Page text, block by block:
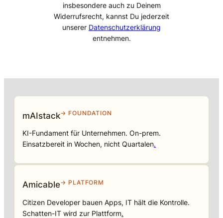
insbesondere auch zu Deinem
Widerrufsrecht, kannst Du jederzeit
unserer Datenschutzerklärung
entnehmen.
mAIstack→ FOUNDATION
KI-Fundament für Unternehmen. On-prem.
Einsatzbereit in Wochen, nicht Quartalen.
Amicable→ PLATFORM
Citizen Developer bauen Apps, IT hält die Kontrolle.
Schatten-IT wird zur Plattform.